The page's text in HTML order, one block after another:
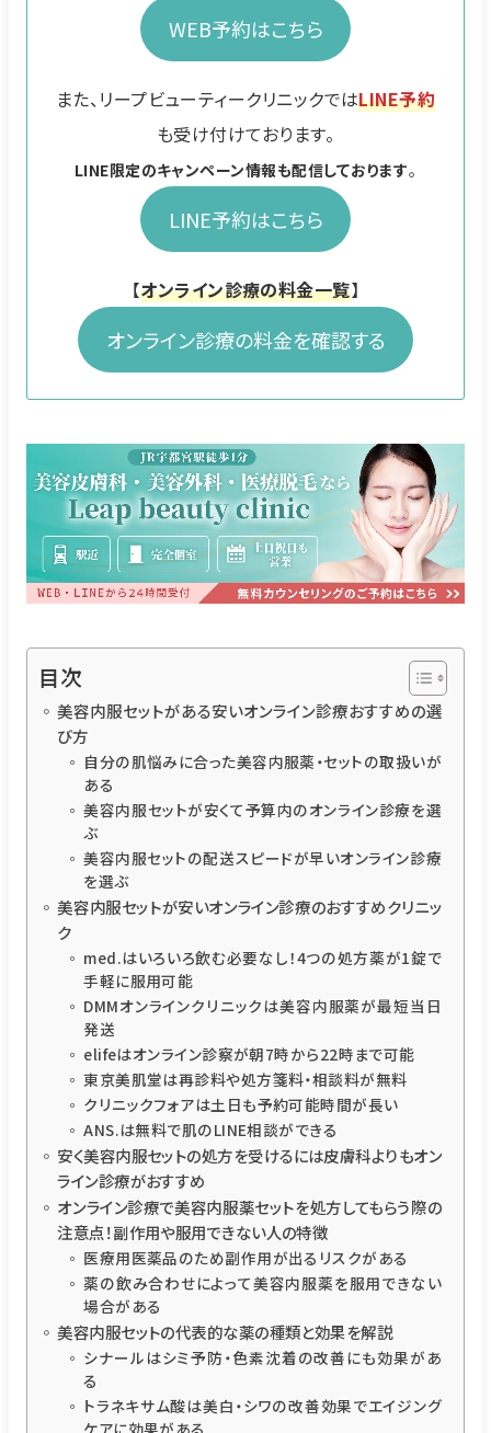
WEB予約はこちら
また、リープビューティークリニックではLINE予約
も受け付けております。
LINE限定のキャンペーン情報も配信しております。
LINE予約はこちら
【オンライン診療の料金一覧】
オンライン診療の料金を確認する
目次
美容内服セットがある安いオンライン診療おすすめの選
び方
自分の肌悩みに合った美容内服薬・セットの取扱いが
ある
美容内服セットが安くて予算内のオンライン診療を選
ぶ
美容内服セットの配送スピードが早いオンライン診療
を選ぶ
美容内服セットが安いオンライン診療のおすすめクリニッ
ク
med.はいろいろ飲む必要なし！4つの処方薬が1錠で
手軽に服用可能
DMMオンラインクリニックは美容内服薬が最短当日
発送
elifeはオンライン診察が朝7時から22時まで可能
東京美肌堂は再診料や処方箋料・相談料が無料
クリニックフォアは土日も予約可能時間が長い
ANS.は無料で肌のLINE相談ができる
安く美容内服セットの処方を受けるには皮膚科よりもオン
ライン診療がおすすめ
オンライン診療で美容内服薬セットを処方してもらう際の
注意点！副作用や服用できない人の特徴
医療用医薬品のため副作用が出るリスクがある
薬の飲み合わせによって美容内服薬を服用できない
場合がある
美容内服セットの代表的な薬の種類と効果を解説
シナールはシミ予防・色素沈着の改善にも効果があ
る
トラネキサム酸は美白・シワの改善効果でエイジング
ケアに効果がある